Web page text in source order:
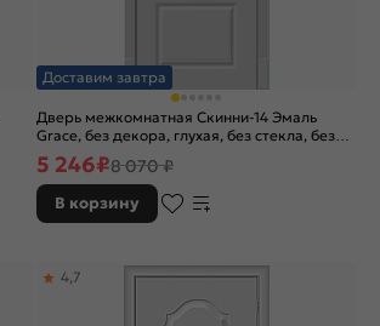
Доставим завтра
Дверь межкомнатная Скинни-14 Эмаль
Grace, без декора, глухая, без стекла, без
кромки, скиновая
5 246₽8 070 ₽
В корзину
4,7